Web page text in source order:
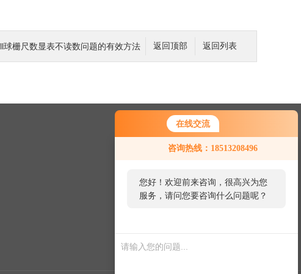
在线交流
咨询热线：18513208496
您好！欢迎前来咨询，很高兴为您
服务，请问您要咨询什么问题呢？
球栅尺数显表不读数问题的有效方法 返回列表
返回顶部
联系我们
010-60356270